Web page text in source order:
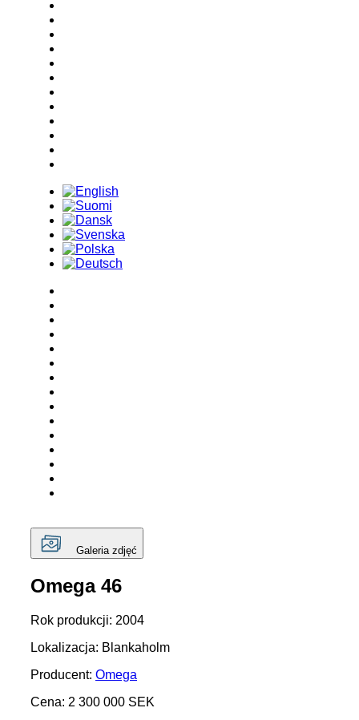
Galeria zdjęć
Omega 46
Rok produkcji: 2004
Lokalizacja: Blankaholm
Producent: Omega
Cena: 2 300 000 SEK